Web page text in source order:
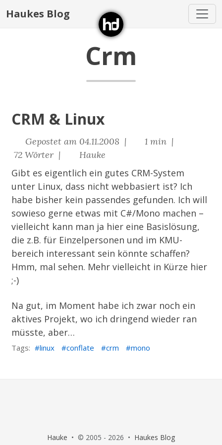
Haukes Blog
Crm
CRM & Linux
Gepostet am 04.11.2008 |
1 min |
72 Wörter |
Hauke
Gibt es eigentlich ein gutes CRM-System
unter Linux, dass nicht webbasiert ist? Ich
habe bisher kein passendes gefunden. Ich will
sowieso gerne etwas mit C#/Mono machen –
vielleicht kann man ja hier eine Basislösung,
die z.B. für Einzelpersonen und im KMU-
bereich interessant sein könnte schaffen?
Hmm, mal sehen. Mehr vielleicht in Kürze hier
;-)
Na gut, im Moment habe ich zwar noch ein
aktives Projekt, wo ich dringend wieder ran
müsste, aber…
Tags: linux conflate crm mono
Hauke • © 2005 - 2026 • Haukes Blog